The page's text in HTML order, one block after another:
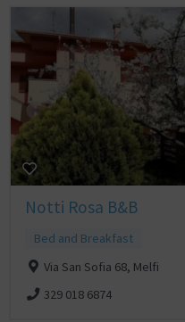
Notti Rosa B&B
Bed and Breakfast
Via San Sofia 68, Melfi
329 018 6874